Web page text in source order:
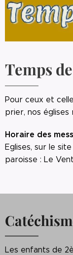
Temps
Pour ceux et
prier, nos
Horaire des
Eglises, sur le
paroisse : Le
Les enfants de